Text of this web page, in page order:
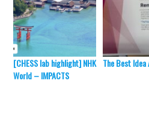
[CHESS lab highlight] NHK
World – IMPACTS
The Best Idea